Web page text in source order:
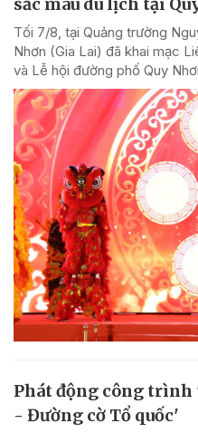
Tối 7/8, tại Quảng trường
Nhơn (Gia Lai) đã khai mạc
và Lễ hội đường phố Quy
Phát động công trình
- Đường cờ Tổ quốc'